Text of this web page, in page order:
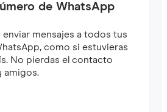
de WhatsApp
enviar mensajes a todos tus
como si estuvieras
No pierdas el contacto
amigos.